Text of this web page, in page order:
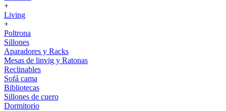
+
Living
+
Poltrona
Sillones
Aparadores y Racks
Mesas de linvig y Ratonas
Reclinables
Sofá cama
Bibliotecas
Sillones de cuero
Dormitorio